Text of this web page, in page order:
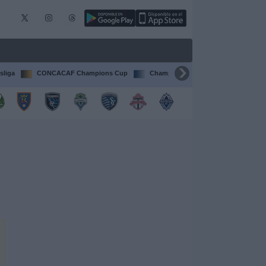
CONCACAF Champions Cup Champions League